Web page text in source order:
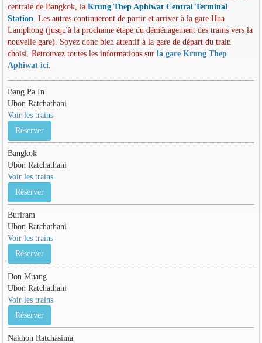
centrale de Bangkok, la Krung Thep Aphiwat Central Terminal
Station . Les autres continueront de partir et arriver à la gare Hua
Lamphong (jusqu'à la prochaine étape du déménagement des trains vers la
nouvelle gare). Soyez donc bien attentif à la gare de départ du train
choisi. Retrouvez toutes les informations sur la gare Krung Thep
Aphiwat ici
Bang Pa In
Ubon Ratchathani
Voir les trains
Réserver
Bangkok
Ubon Ratchathani
Voir les trains
Réserver
Buriram
Ubon Ratchathani
Voir les trains
Réserver
Don Muang
Ubon Ratchathani
Voir les trains
Réserver
Nakhon Ratchasima